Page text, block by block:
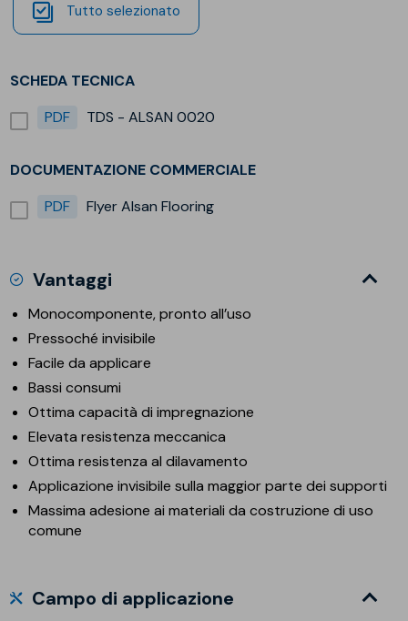
Tutto selezionato
SCHEDA TECNICA
PDF
TDS - ALSAN 0020
DOCUMENTAZIONE COMMERCIALE
PDF
Flyer Alsan Flooring
Vantaggi
Monocomponente, pronto all’uso
Pressoché invisibile
Facile da applicare
Bassi consumi
Ottima capacità di impregnazione
Elevata resistenza meccanica
Ottima resistenza al dilavamento
Applicazione invisibile sulla maggior parte dei supporti
Massima adesione ai materiali da costruzione di uso
comune
Campo di applicazione